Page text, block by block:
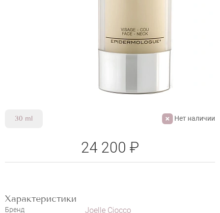
30 ml Нет наличии
Характеристики
Бренд Joelle Ciocco
24 200 ₽